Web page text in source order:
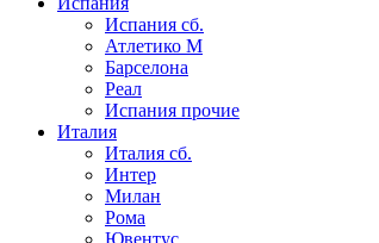
Испания сб.
Атлетико М
Барселона
Реал
Испания прочие
Италия
Италия сб.
Интер
Милан
Рома
Ювентус